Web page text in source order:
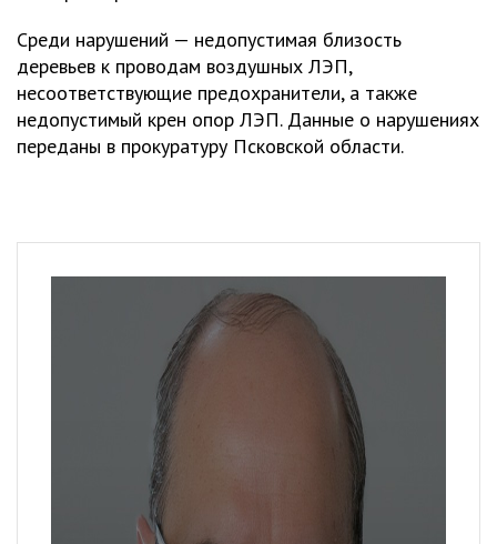
Среди нарушений — недопустимая близость
деревьев к проводам воздушных ЛЭП,
несоответствующие предохранители, а также
недопустимый крен опор ЛЭП. Данные о нарушениях
переданы в прокуратуру Псковской области.